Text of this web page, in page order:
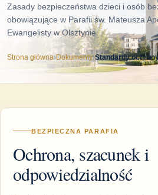
Zasady bezpieczeństwa dzieci i osób
obowiązujące w Parafii św. Mateusza
Ewangelisty w Olsztynie.
Strona główna›Dokumenty›Standardy
BEZPIECZNA PARAFIA
Ochrona, szacunek i
odpowiedzialność